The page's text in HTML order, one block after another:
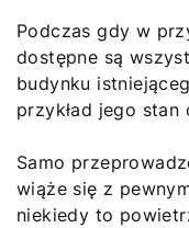
Podczas gdy w
dostępne są
budynku
przykład jego
Samo
wiąże się z
niekiedy to